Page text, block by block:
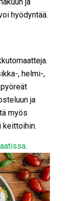
hyödyntää.
, helmi-,
ja
myös
.